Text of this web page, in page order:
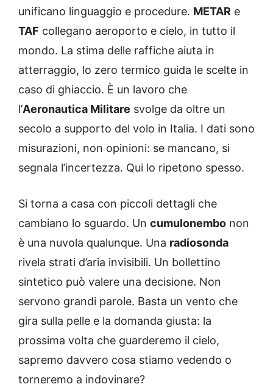
unificano linguaggio e procedure. METAR e
TAF collegano aeroporto e cielo, in tutto il
mondo. La stima delle raffiche aiuta in
atterraggio, lo zero termico guida le scelte in
caso di ghiaccio. È un lavoro che
l’Aeronautica Militare svolge da oltre un
secolo a supporto del volo in Italia. I dati sono
misurazioni, non opinioni: se mancano, si
segnala l’incertezza. Qui lo ripetono spesso.
Si torna a casa con piccoli dettagli che
cambiano lo sguardo. Un cumulonembo non
è una nuvola qualunque. Una radiosonda
rivela strati d’aria invisibili. Un bollettino
sintetico può valere una decisione. Non
servono grandi parole. Basta un vento che
gira sulla pelle e la domanda giusta: la
prossima volta che guarderemo il cielo,
sapremo davvero cosa stiamo vedendo o
torneremo a indovinare?